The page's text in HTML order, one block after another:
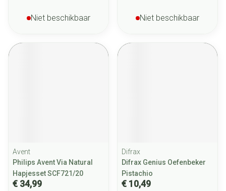
Niet beschikbaar Niet beschikbaar
Avent
Philips Avent Via Natural
Hapjesset SCF721/20
€ 34,99
Difrax
Difrax Genius Oefenbeker
Pistachio
€ 10,49